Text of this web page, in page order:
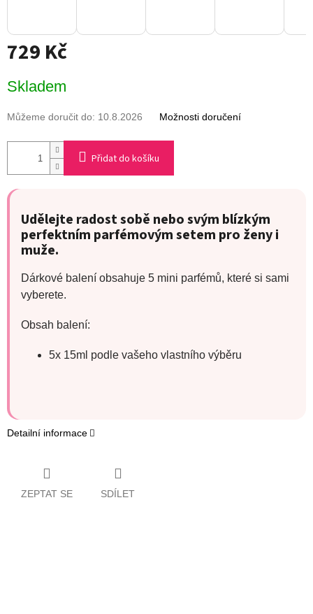
729 Kč
cena:
Skladem
Můžeme doručit do: 10.8.2026 Možnosti doručení
Přidat do košíku
Udělejte radost sobě nebo svým blízkým
perfektním parfémovým setem pro ženy i
muže.
Dárkové balení obsahuje 5 mini parfémů, které si sami
vyberete.
Obsah balení:
5x 15ml podle vašeho vlastního výběru
Detailní informace
ZEPTAT SE SDÍLET